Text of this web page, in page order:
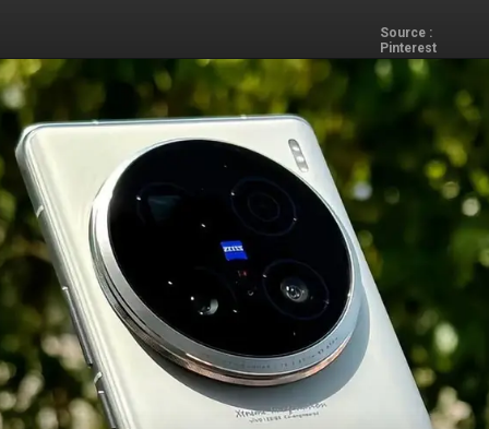
Source :
Pinterest